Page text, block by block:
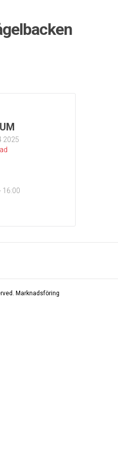
2025
16:00
Marknadsföring